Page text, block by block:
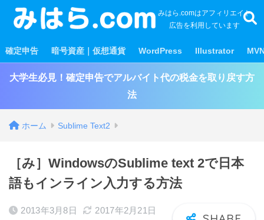
みはら.comはアフィリエイト
広告を利用しています
確定申告 暗号資産｜仮想通貨 WordPress Illustrator
大学生必見！確定申告でアルバイト代の税金を取り戻す方
法
ホーム Sublime Text2
［み］WindowsのSublime text 2で日本
語もインライン入力する方法
2013年3月8日 2017年2月21日